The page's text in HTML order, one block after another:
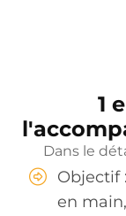
1
Dans le
Objectif
en